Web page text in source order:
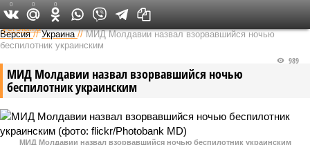
Федеральный выпуск
Версия //Украина //МИД Молдавии назвал взорвавшийся ночью
беспилотник украинским
МИД Молдавии назвал взорвавшийся ночью
беспилотник украинским
989
МИД Молдавии назвал взорвавшийся ночью беспилотник украинским
0 0 0